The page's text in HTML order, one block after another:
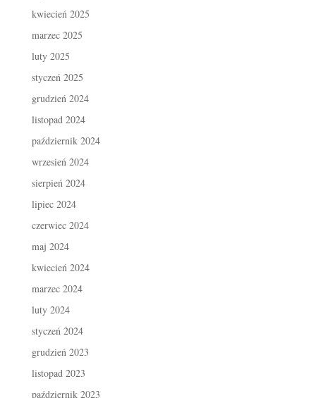
kwiecień 2025
marzec 2025
luty 2025
styczeń 2025
grudzień 2024
listopad 2024
październik 2024
wrzesień 2024
sierpień 2024
lipiec 2024
czerwiec 2024
maj 2024
kwiecień 2024
marzec 2024
luty 2024
styczeń 2024
grudzień 2023
listopad 2023
październik 2023